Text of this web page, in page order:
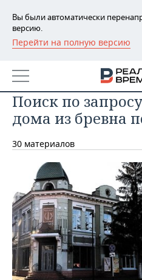
Вы были автоматически
версию.
Перейти на полную версию
РЕГИОНЫ
БАШКОРТОСТАН
ТАТАРСТАН
УДМУРТИЯ
НОВОСТИ
АНАЛИТИКА
НОВОСТИ АНАЛИТИКИ
КОРОЛИ ГОСЗАКАЗА ПФО
ВУЗЫ ТАТАРСТАНА
КОМУ ПРИНАДЛЕЖАТ
ТОРГОВЫЕ ЦЕНТРЫ
ТАТАРСТАНА
ЭКОНОМИКА
ФИНАНСЫ
БАНКИ
БЮДЖЕТ
ИНВЕСТИЦИИ
НОВОСТИ
ПРОМЫШЛЕННОСТИ
АГРОПРОМ
МАШИНОСТРОЕНИЕ
НЕФТЕХИМИЯ
НЕДВИЖИМОСТЬ
НОВОСТИ
АВТО
НОВОСТИ АВТО
БИЗНЕС
НОВОСТИ БИЗНЕСА
ТЕХНОЛОГИИ
Поиск по
дома из бревна
30 материалов